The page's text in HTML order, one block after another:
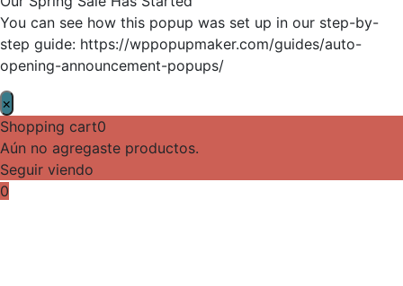
You can see how this popup was set up in our step-by-
step guide: https://wppopupmaker.com/guides/auto-
opening-announcement-popups/
×
Shopping cart0
Aún no agregaste productos.
Seguir viendo
0